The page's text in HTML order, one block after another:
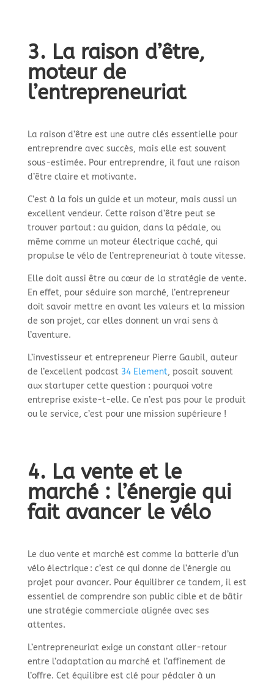
3. La raison d’être,
moteur de
l’entrepreneuriat
La raison d’être est une autre clés essentielle pour
entreprendre avec succès, mais elle est souvent
sous-estimée. Pour entreprendre, il faut une raison
d’être claire et motivante.
C’est à la fois un guide et un moteur, mais aussi un
excellent vendeur. Cette raison d’être peut se
trouver partout : au guidon, dans la pédale, ou
même comme un moteur électrique caché, qui
propulse le vélo de l’entrepreneuriat à toute vitesse.
Elle doit aussi être au cœur de la stratégie de vente.
En effet, pour séduire son marché, l’entrepreneur
doit savoir mettre en avant les valeurs et la mission
de son projet, car elles donnent un vrai sens à
l’aventure.
L’investisseur et entrepreneur Pierre Gaubil, auteur
de l’excellent podcast 34 Element, posait souvent
aux startuper cette question : pourquoi votre
entreprise existe-t-elle. Ce n’est pas pour le produit
ou le service, c’est pour une mission supérieure !
4. La vente et le
marché : l’énergie qui
fait avancer le vélo
Le duo vente et marché est comme la batterie d’un
vélo électrique : c’est ce qui donne de l’énergie au
projet pour avancer. Pour équilibrer ce tandem, il est
essentiel de comprendre son public cible et de bâtir
une stratégie commerciale alignée avec ses
attentes.
L’entrepreneuriat exige un constant aller-retour
entre l’adaptation au marché et l’affinement de
l’offre. Cet équilibre est clé pour pédaler à un